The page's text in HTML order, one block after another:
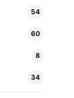
54
60
8
34